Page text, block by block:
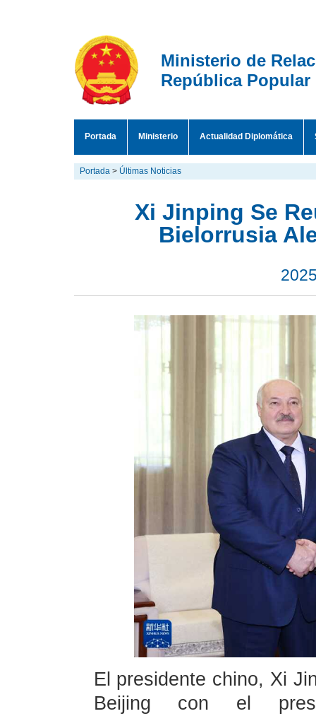
Ministerio de
República Popular
Portada Ministerio Actualidad Diplomática
Portada > Últimas Noticias
​Xi Jinping Se
Bielorrusia
El presidente chino, Xi
Beijing con el